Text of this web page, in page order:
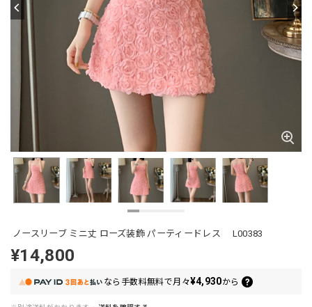
ノースリーブ ミニ丈 ローズ装飾 パーティードレス L00383
¥14,800
なら 手数料無料で月々¥4,930から